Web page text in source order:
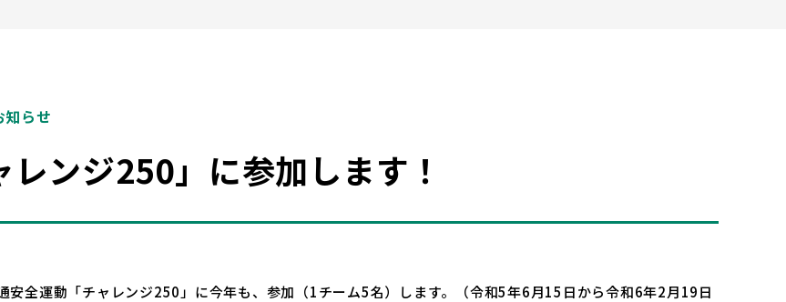
知らせ
ンジ250」に参加します！
安全運動「チャレンジ250」に今年も、参加（1チーム5名）します。（令和5年6月15日から令和6年2月19日